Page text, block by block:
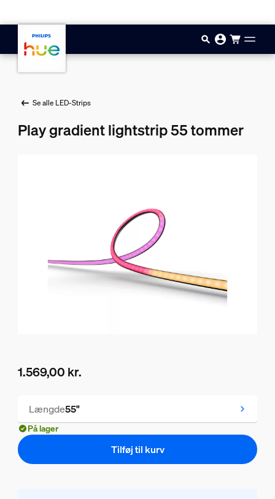
Se alle LED-Strips
Play gradient lightstrip 55 tommer
1.569,00 kr.
Længde55"
På lager
Tilføj til kurv